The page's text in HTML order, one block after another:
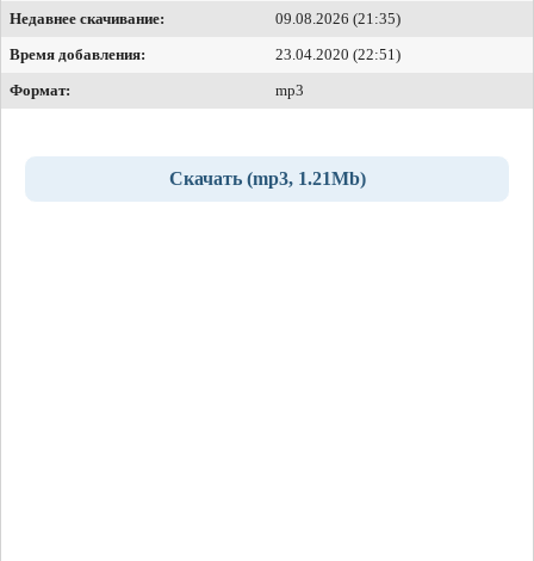
Недавнее скачивание:
09.08.2026 (21:35)
Время добавления:
23.04.2020 (22:51)
Формат:
mp3
Скачать (mp3, 1.21Mb)